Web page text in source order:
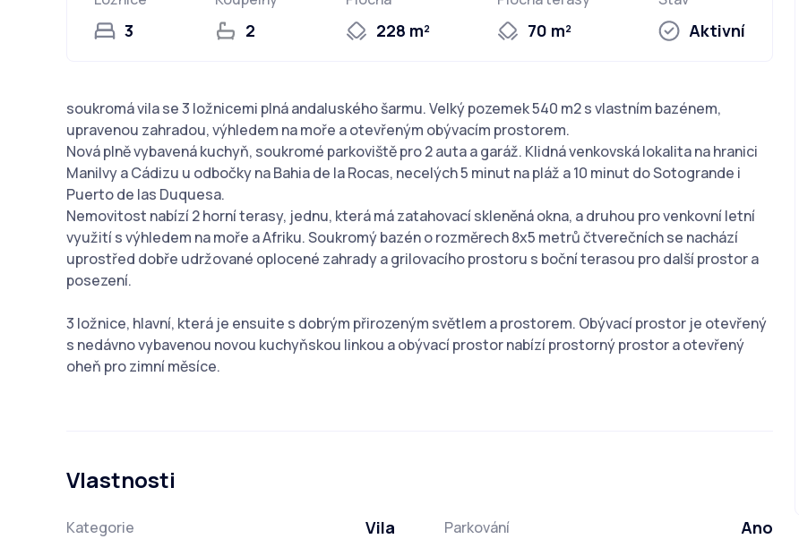
3 2 228 m² 70 m² Aktivní
soukromá vila se 3 ložnicemi plná andaluského šarmu. Velký pozemek 540 m2 s vlastním bazénem,
upravenou zahradou, výhledem na moře a otevřeným obývacím prostorem.
Nová plně vybavená kuchyň, soukromé parkoviště pro 2 auta a garáž. Klidná venkovská lokalita na hranici
Manilvy a Cádizu u odbočky na Bahia de la Rocas, necelých 5 minut na pláž a 10 minut do Sotogrande i
Puerto de las Duquesa.
Nemovitost nabízí 2 horní terasy, jednu, která má zatahovací skleněná okna, a druhou pro venkovní letní
využití s výhledem na moře a Afriku. Soukromý bazén o rozměrech 8x5 metrů čtverečních se nachází
uprostřed dobře udržované oplocené zahrady a grilovacího prostoru s boční terasou pro další prostor a
posezení.
3 ložnice, hlavní, která je ensuite s dobrým přirozeným světlem a prostorem. Obývací prostor je otevřený
s nedávno vybavenou novou kuchyňskou linkou a obývací prostor nabízí prostorný prostor a otevřený
oheň pro zimní měsíce.
Vlastnosti
Kategorie Vila Parkování Ano